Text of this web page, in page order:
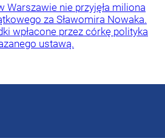
Warszawie nie przyjęła miliona
za Sławomira Nowaka.
wpłacone przez córkę polityka
ustawą.